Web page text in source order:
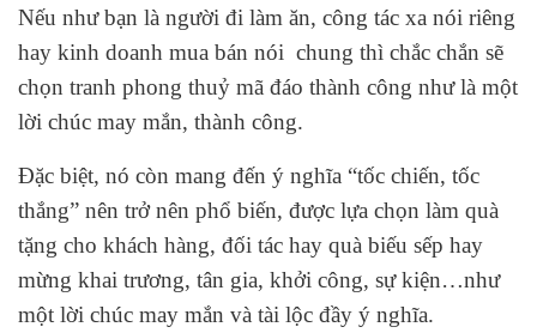
Nếu như bạn là người đi làm ăn, công tác xa nói riêng
hay kinh doanh mua bán nói chung thì chắc chắn sẽ
chọn tranh phong thuỷ mã đáo thành công như là một
lời chúc may mắn, thành công.
Đặc biệt, nó còn mang đến ý nghĩa “tốc chiến, tốc
thắng” nên trở nên phổ biến, được lựa chọn làm quà
tặng cho khách hàng, đối tác hay quà biếu sếp hay
mừng khai trương, tân gia, khởi công, sự kiện…như
một lời chúc may mắn và tài lộc đầy ý nghĩa.